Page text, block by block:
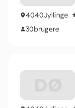
4040Jyllinge
30brugere